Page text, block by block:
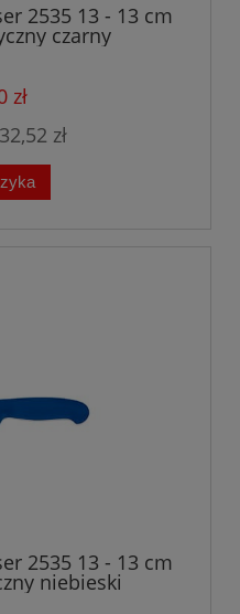
2535 13 - 13 cm
czarny
zł
32,52 zł
2535 13 - 13 cm
niebieski